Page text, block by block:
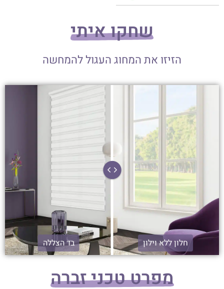
שחקו איתי
הזיזו את המחוג העגול להמחשה
בד הצללה חלון ללא וילון
מפרט טכני זברה